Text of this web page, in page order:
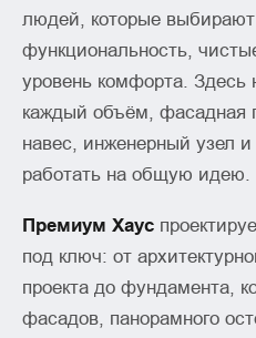
людей, которые выбирают
функциональность,
уровень комфорта. Здесь
каждый объём, фасадная
навес, инженерный узел
работать на общую идею.
Премиум Хаус
под ключ: от
проекта до фундамента,
фасадов, панорамного